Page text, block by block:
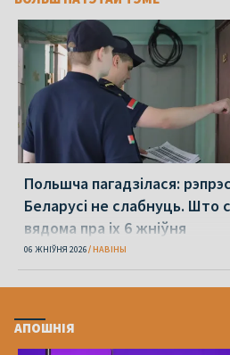
Польшча пагадзілася:
Беларусі не слабнуць. Што
вядома пра іх 6 жніўня
06 ЖНІЎНЯ 2026 НАВІНЫ
АПОШНІЯ